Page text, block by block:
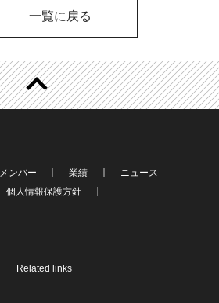
一覧に戻る
メンバー 業績
ニュース
個人情報保護方針
Related links